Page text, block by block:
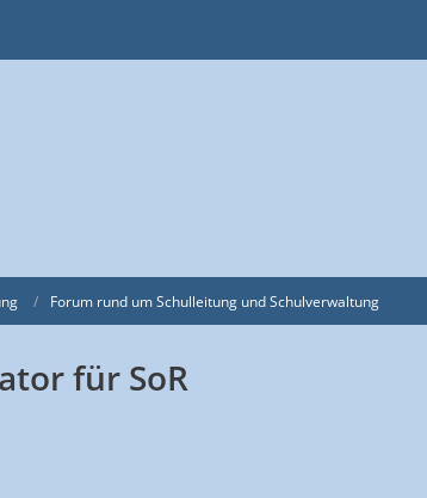
Forum rund um Schulleitung und Schulverwaltung
für SoR